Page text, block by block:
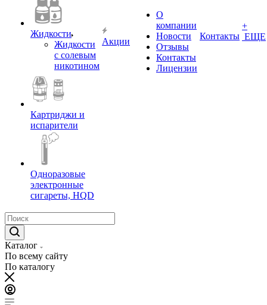
Жидкости
Жидкости
с солевым
никотином
Картриджи и
испарители
Одноразовые
электронные
сигареты, HQD
Акции
О
компании
Новости
Отзывы
Контакты
Лицензии
Контакты
+
ЕЩЕ
Каталог
По всему сайту
По каталогу